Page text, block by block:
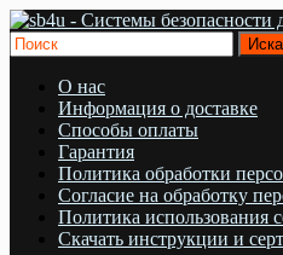
О нас
Информация о доставке
Cпособы оплаты
Гарантия
Политика обработки
Согласие на обработку
Политика использования
Скачать инструкции и